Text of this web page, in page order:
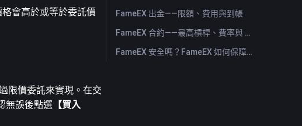
會高於或等於委託價
限價委託來實現。在交
無誤後點選 【買入
FameEX 出金——限額、費用與到帳
FameEX 合約——最高槓桿、費率與 USDⓈ-M 永續
FameEX 安全嗎？FameEX 如何保障用戶資金